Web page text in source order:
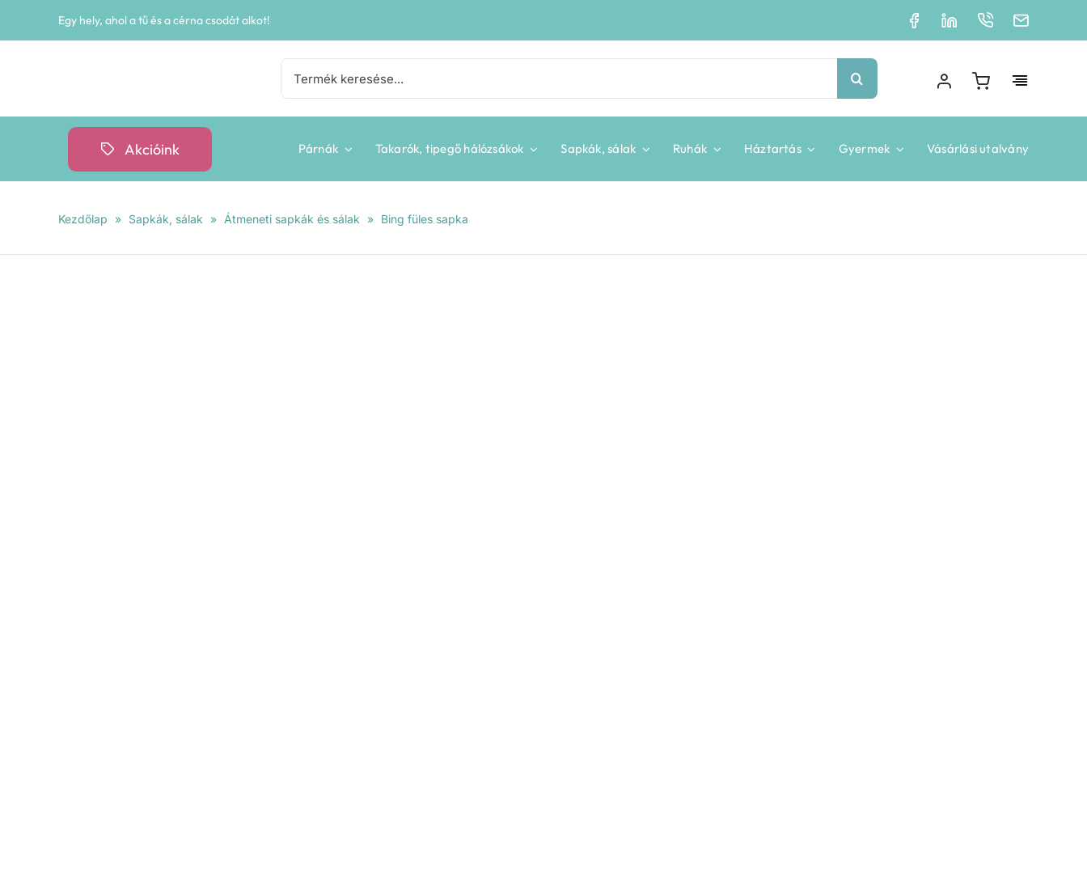
Egy hely, ahol a tű és a cérna csodát alkot!
Keresés...
Akcióink Párnák Takarók, tipegő hálózsákok Sapkák, sálak Ruhák Háztartás Gyermek Vásárlási utalvány
Kezdőlap » Sapkák, sálak » Átmeneti sapkák és sálak » Bing füles sapka